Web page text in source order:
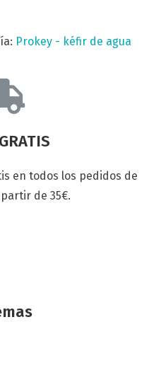
Prokey - kéfir de agua
en todos los pedidos de
de 35€.